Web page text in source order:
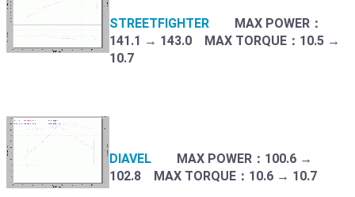
STREETFIGHTER MAX POWER：
141.1 → 143.0 MAX TORQUE：10.5 →
10.7
DIAVEL MAX POWER：100.6 →
102.8 MAX TORQUE：10.6 → 10.7